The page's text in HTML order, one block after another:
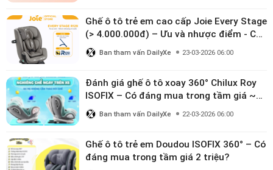
Ghế ô tô trẻ em cao cấp Joie Every Stage
(> 4.000.000đ) – Ưu và nhược điểm - Có
đáng đầu tư cho bé từ 0–12 tuổi?
Ban tham vấn DailyXe 23-03-2026 06:00
Đánh giá ghế ô tô xoay 360° Chilux Roy
ISOFIX – Có đáng mua trong tầm giá ~3
triệu
Ban tham vấn DailyXe 22-03-2026 06:00
Ghế ô tô trẻ em Doudou ISOFIX 360° – Có
đáng mua trong tầm giá 2 triệu?